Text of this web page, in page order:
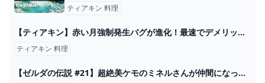
ティアキン 料理
【ティアキン】赤い月強制発生バグが進化！最速でデメリット無しで赤い月を発生させる方法！【ゼルダの伝説ティアーズオブザキングダム】 - YouTube
ティアキン 料理
【ゼルダの伝説 #21】超絶美ケモのミネルさんが仲間になった！ ティアキングルメ旅！【ティアキン】【ゆっくり実況】 - YouTube